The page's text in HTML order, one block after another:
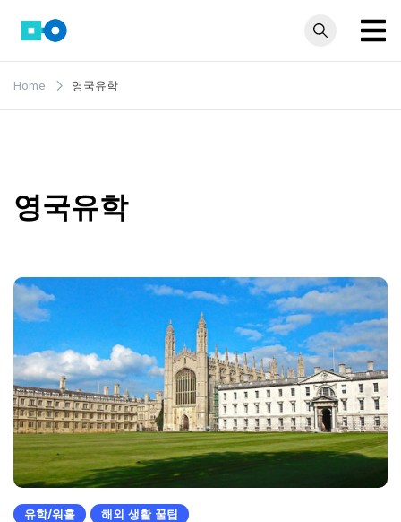
content
모인 해
외송금
Home 영국유학
영국유학
유학/워홀 해외 생활 꿀팁